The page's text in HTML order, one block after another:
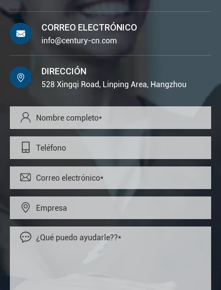

CORREO ELECTRÓNICO
info@century-cn.com

DIRECCIÓN
528 Xingqi Road, Linping Area, Hangzhou




